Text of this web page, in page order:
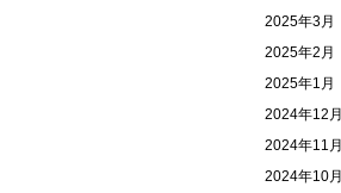
2025年3月
2025年2月
2025年1月
2024年12月
2024年11月
2024年10月